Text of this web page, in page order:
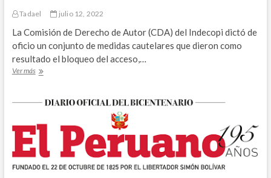
Tadael julio 12, 2022
La Comisión de Derecho de Autor (CDA) del Indecopi dictó de
oficio un conjunto de medidas cautelares que dieron como
resultado el bloqueo del acceso,…
Ver másDURO
LA
INDECOPI
ORDENA
EL
BLOQUEO
DE